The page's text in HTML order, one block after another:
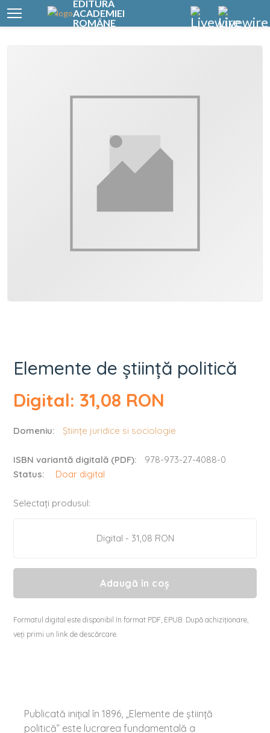
EDITURA
ACADEMIEI
ROMÂNE
Elemente de știință politică
Digital: 31,08 RON
Domeniu: Științe juridice si sociologie
ISBN variantă digitală (PDF):
978-973-27-4088-0
Status:
Doar digital
Selectați produsul:
Digital - 31,08 RON
Adaugă în coș
Formatul digital este disponibil în format PDF, EPUB. După achiziționare,
veți primi un link de descărcare.
Publicată iniţial în 1896, „Elemente de ştiinţă
politică” este lucrarea fundamentală a